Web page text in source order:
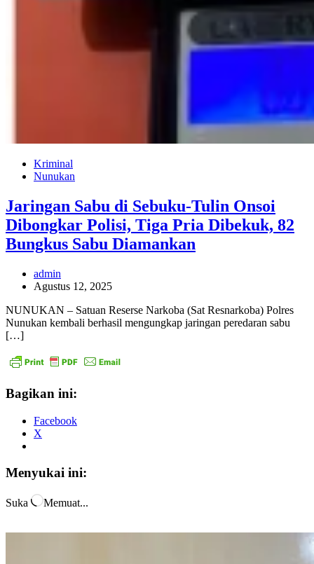
Kriminal
Nunukan
Jaringan Sabu di Sebuku-Tulin Onsoi
Dibongkar Polisi, Tiga Pria Dibekuk, 82
Bungkus Sabu Diamankan
admin
Agustus 12, 2025
NUNUKAN – Satuan Reserse Narkoba (Sat Resnarkoba) Polres
Nunukan kembali berhasil mengungkap jaringan peredaran sabu
[…]
Bagikan ini:
Facebook
X
Menyukai ini:
Suka Memuat...